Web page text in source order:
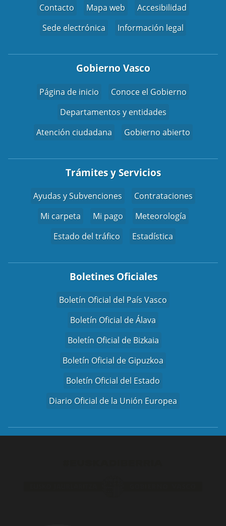
Contacto Mapa web
Accesibilidad
Sede electrónica
Información legal
Gobierno Vasco
Página de inicio
Conoce el Gobierno
Departamentos y entidades
Atención ciudadana
Gobierno abierto
Trámites y Servicios
Ayudas y Subvenciones
Contrataciones
Mi carpeta
Mi pago
Meteorología
Estado del tráfico
Estadística
Boletines Oficiales
Boletín Oficial del País Vasco
Boletín Oficial de Álava
Boletín Oficial de Bizkaia
Boletín Oficial de Gipuzkoa
Boletín Oficial del Estado
Diario Oficial de la Unión Europea